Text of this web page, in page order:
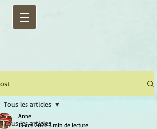
Tous les articles
Tous les articles
Anne
13 oct. 2022 3 min de lecture